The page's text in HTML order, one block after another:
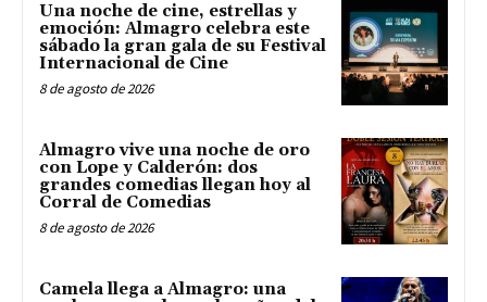
Una noche de cine, estrellas y
emoción: Almagro celebra este
sábado la gran gala de su Festival
Internacional de Cine
8 de agosto de 2026
Almagro vive una noche de oro
con Lope y Calderón: dos
grandes comedias llegan hoy al
Corral de Comedias
8 de agosto de 2026
Camela llega a Almagro: una